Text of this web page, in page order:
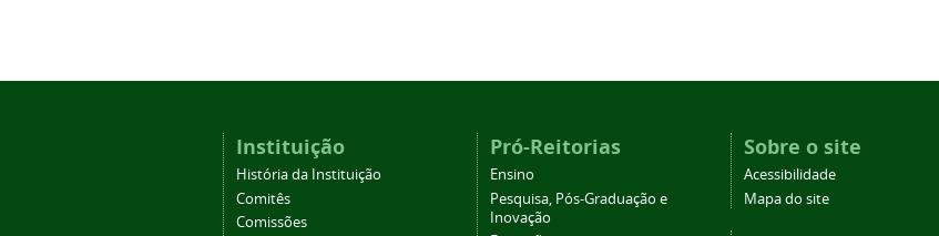
Instituição
História da Instituição
Comitês
Comissões
Pró-Reitorias
Ensino
Pesquisa, Pós-Graduação e
Inovação
Sobre o site
Acessibilidade
Mapa do site